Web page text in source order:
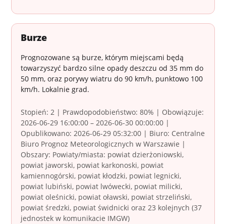
Burze
Prognozowane są burze, którym miejscami będą
towarzyszyć bardzo silne opady deszczu od 35 mm do
50 mm, oraz porywy wiatru do 90 km/h, punktowo 100
km/h. Lokalnie grad.
Stopień: 2 | Prawdopodobieństwo: 80% | Obowiązuje:
2026-06-29 16:00:00 – 2026-06-30 00:00:00 |
Opublikowano: 2026-06-29 05:32:00 | Biuro: Centralne
Biuro Prognoz Meteorologicznych w Warszawie |
Obszary: Powiaty/miasta: powiat dzierżoniowski,
powiat jaworski, powiat karkonoski, powiat
kamiennogórski, powiat kłodzki, powiat legnicki,
powiat lubiński, powiat lwówecki, powiat milicki,
powiat oleśnicki, powiat oławski, powiat strzeliński,
powiat średzki, powiat świdnicki oraz 23 kolejnych (37
jednostek w komunikacie IMGW)